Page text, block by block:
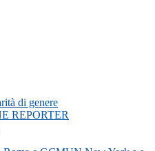
di genere
REPORTER